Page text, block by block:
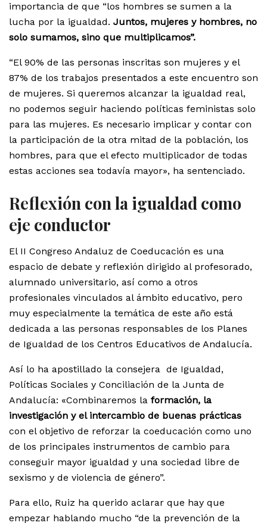
importancia de que “los hombres se sumen a la
lucha por la igualdad. Juntos, mujeres y hombres, no
solo sumamos, sino que multiplicamos”.
“El 90% de las personas inscritas son mujeres y el
87% de los trabajos presentados a este encuentro son
de mujeres. Si queremos alcanzar la igualdad real,
no podemos seguir haciendo políticas feministas solo
para las mujeres. Es necesario implicar y contar con
la participación de la otra mitad de la población, los
hombres, para que el efecto multiplicador de todas
estas acciones sea todavía mayor», ha sentenciado.
Reflexión con la igualdad como
eje conductor
El II Congreso Andaluz de Coeducación es una
espacio de debate y reflexión dirigido al profesorado,
alumnado universitario, así como a otros
profesionales vinculados al ámbito educativo, pero
muy especialmente la temática de este año está
dedicada a las personas responsables de los Planes
de Igualdad de los Centros Educativos de Andalucía.
Así lo ha apostillado la consejera de Igualdad,
Políticas Sociales y Conciliación de la Junta de
Andalucía: «Combinaremos la formación, la
investigación y el intercambio de buenas prácticas
con el objetivo de reforzar la coeducación como uno
de los principales instrumentos de cambio para
conseguir mayor igualdad y una sociedad libre de
sexismo y de violencia de género”.
Para ello, Ruiz ha querido aclarar que hay que
empezar hablando mucho “de la prevención de la